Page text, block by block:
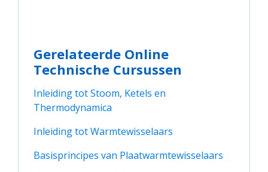
Gerelateerde Online
Technische Cursussen
Inleiding tot Stoom, Ketels en
Thermodynamica
Inleiding tot Warmtewisselaars
Basisprincipes van Plaatwarmtewisselaars